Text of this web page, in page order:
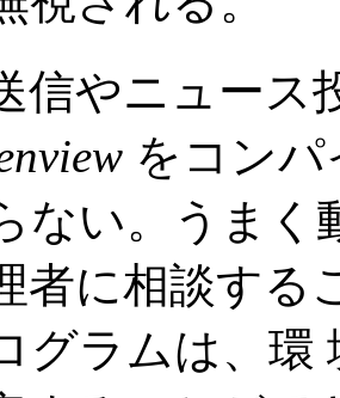
信やニュース
をコン
ない。うまく
者に相談する
グラムは、環